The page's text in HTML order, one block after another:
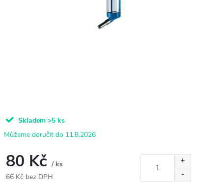
Skladem >5 ks
11.8.2026
80 Kč / ks
66 Kč bez DPH